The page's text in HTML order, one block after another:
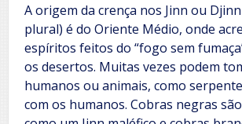
A origem da crença nos Jinn ou
plural) é do Oriente Médio, onde
espíritos feitos do “fogo sem
os desertos. Muitas vezes podem
humanos ou animais, como
com os humanos. Cobras negras